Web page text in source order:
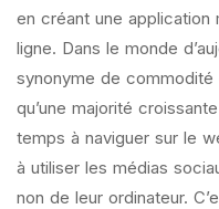
en créant une
ligne. Dans le monde
synonyme de
qu’une majorité
temps à naviguer sur le
à utiliser les médias
non de leur ordinateur.